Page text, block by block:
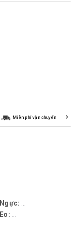
Miễn phí vận chuyển
Ngực:
Eo: